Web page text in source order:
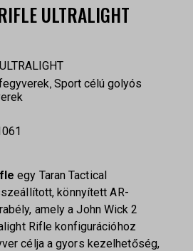
ULTRALIGHT
, Sport célú golyós
egy Taran Tactical
könnyített AR-
amely a John Wick 2
Rifle konfigurációhoz
célja a gyors kezelhetőség,